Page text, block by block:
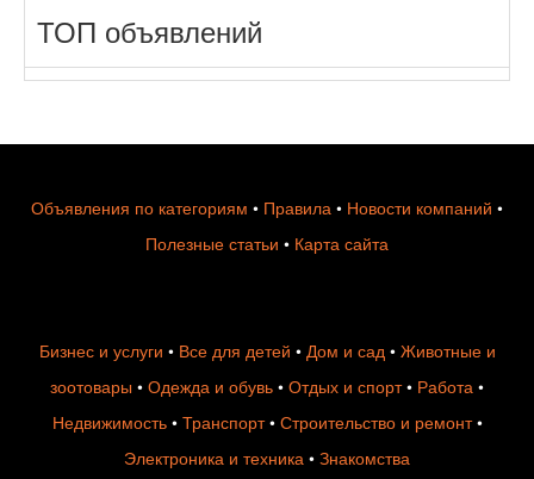
ТОП объявлений
Объявления по категориям • Правила • Новости компаний •
Полезные статьи • Карта сайта
Бизнес и услуги • Все для детей • Дом и сад• Животные и
зоотовары • Одежда и обувь • Отдых и спорт• Работа •
Недвижимость• Транспорт• Строительство и ремонт•
Электроника и техника • Знакомства